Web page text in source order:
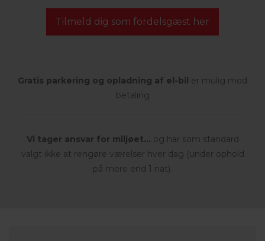
Tilmeld dig som fordelsgæst her
Gratis parkering og opladning af el-bil er mulig mod
betaling
Vi tager ansvar for miljøet... og har som standard
valgt ikke at rengøre værelser hver dag (under ophold
på mere end 1 nat).